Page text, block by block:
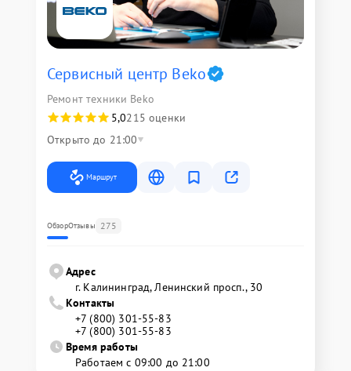
Сервисный центр Beko
Ремонт техники Beko
5,0215 оценки
Открыто до 21:00
Маршрут
ОбзорОтзывы 275
Адрес
г. Калининград, Ленинский просп., 30
Контакты
+7 (800) 301-55-83
+7 (800) 301-55-83
Время работы
Работаем с 09:00 до 21:00